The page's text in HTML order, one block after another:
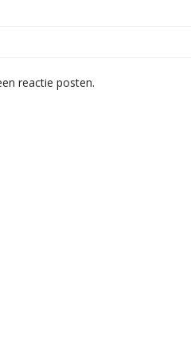
reactie posten.